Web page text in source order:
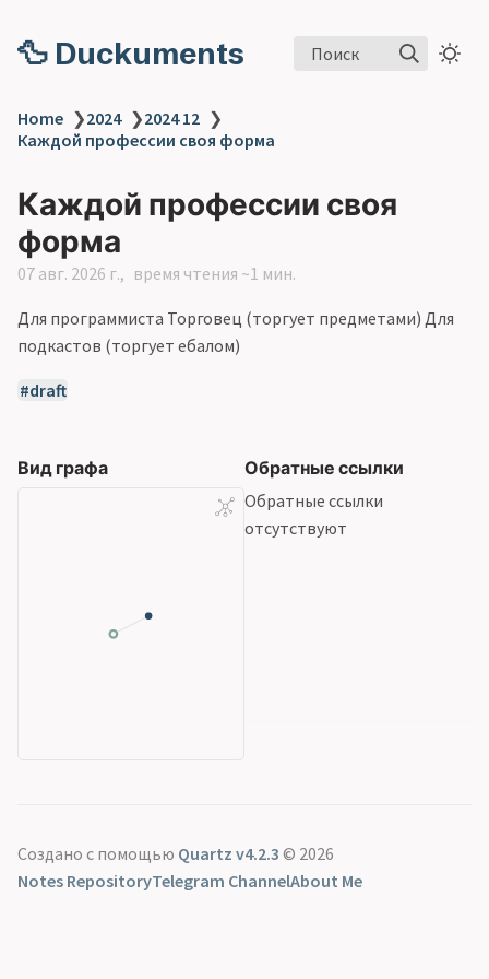
🦆 Duckuments Поиск
Home ❯2024 ❯2024 12 ❯
Каждой профессии своя форма
Каждой профессии своя
форма
07 авг. 2026 г. время чтения ~1 мин.
Для программиста Торговец (торгует предметами) Для
подкастов (торгует ебалом)
draft
Вид графа
Обратные ссылки
Обратные ссылки
отсутствуют
Создано с помощью Quartz v4.2.3 © 2026
Notes RepositoryTelegram ChannelAbout Me